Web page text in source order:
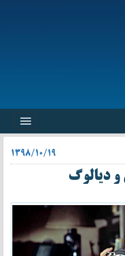
Toggle
۱۳۹۸/۱۰/۱۹
دیالوگ